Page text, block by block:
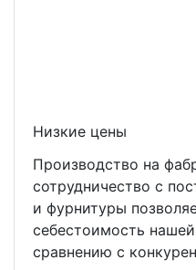
Низкие цены
Производство на
сотрудничество с
и фурнитуры
себестоимость
сравнению с